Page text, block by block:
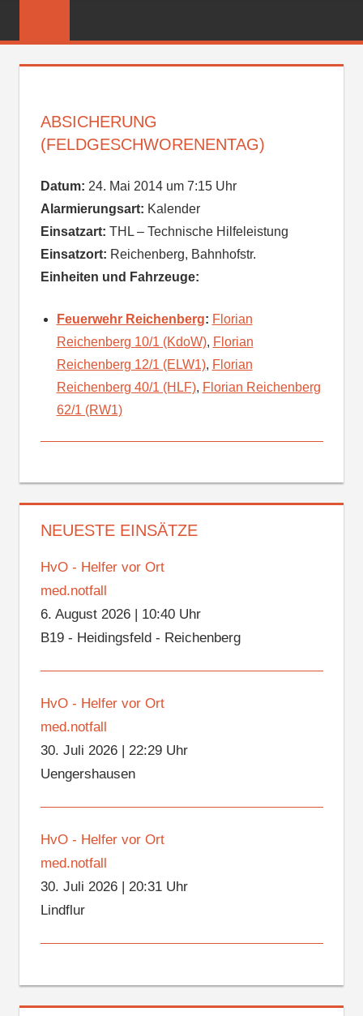
FEUERWEHR
ABSICHERUNG
(FELDGESCHWORENENTAG)
Datum: 24. Mai 2014 um 7:15 Uhr
Alarmierungsart: Kalender
Einsatzart: THL – Technische Hilfeleistung
Einsatzort: Reichenberg, Bahnhofstr.
Einheiten und Fahrzeuge:
Feuerwehr Reichenberg: Florian
Reichenberg 10/1 (KdoW), Florian
Reichenberg 12/1 (ELW1), Florian
Reichenberg 40/1 (HLF), Florian Reichenberg
62/1 (RW1)
NEUESTE EINSÄTZE
HvO - Helfer vor Ort
med.notfall
6. August 2026| 10:40 Uhr
B19 - Heidingsfeld - Reichenberg
HvO - Helfer vor Ort
med.notfall
30. Juli 2026| 22:29 Uhr
Uengershausen
HvO - Helfer vor Ort
med.notfall
30. Juli 2026| 20:31 Uhr
Lindflur